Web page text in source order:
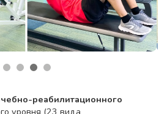
реабилитационного